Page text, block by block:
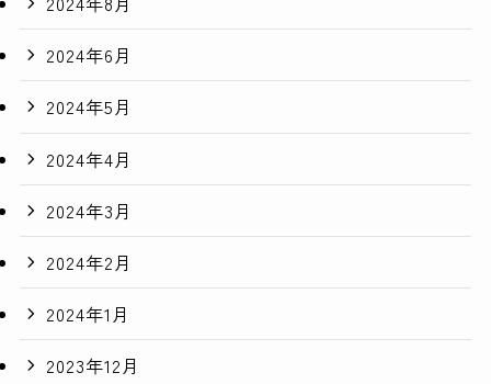
2024年6月
2024年5月
2024年4月
2024年3月
2024年2月
2024年1月
2023年12月